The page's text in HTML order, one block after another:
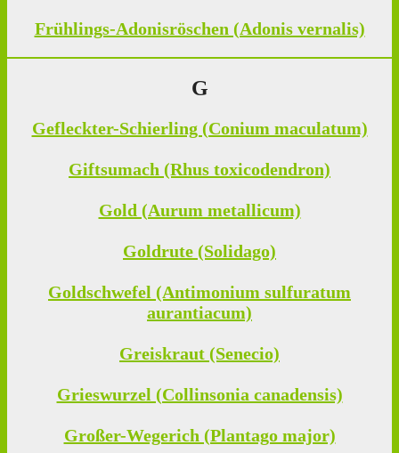
Frühlings-Adonisröschen (Adonis vernalis)
G
Gefleckter-Schierling (Conium maculatum)
Giftsumach (Rhus toxicodendron)
Gold (Aurum metallicum)
Goldrute (Solidago)
Goldschwefel (Antimonium sulfuratum
aurantiacum)
Greiskraut (Senecio)
Grieswurzel (Collinsonia canadensis)
Großer-Wegerich (Plantago major)